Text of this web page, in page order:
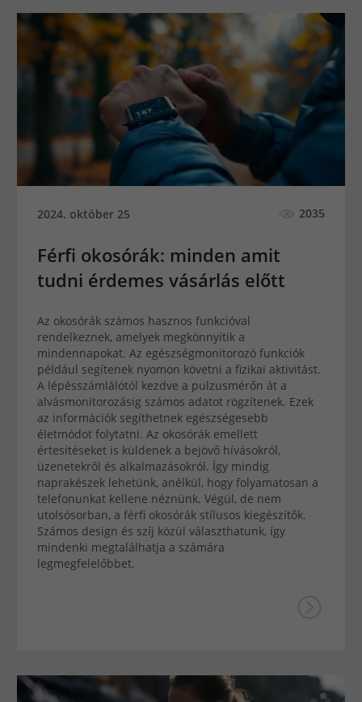
2024. október 25 2035
Férfi okosórák: minden amit
tudni érdemes vásárlás előtt
Az okosórák számos hasznos funkcióval
rendelkeznek, amelyek megkönnyítik a
mindennapokat. Az egészségmonitorozó funkciók
például segítenek nyomon követni a fizikai aktivitást.
A lépésszámlálótól kezdve a pulzusmérőn át a
alvásmonitorozásig számos adatot rögzítenek. Ezek
az információk segíthetnek egészségesebb
életmódot folytatni. Az okosórák emellett
értesítéseket is küldenek a bejövő hívásokról,
üzenetekről és alkalmazásokról. Így mindig
naprakészek lehetünk, anélkül, hogy folyamatosan a
telefonunkat kellene néznünk. Végül, de nem
utolsósorban, a férfi okosórák stílusos kiegészítők.
Számos design és szíj közül választhatunk, így
mindenki megtalálhatja a számára
legmegfelelőbbet.